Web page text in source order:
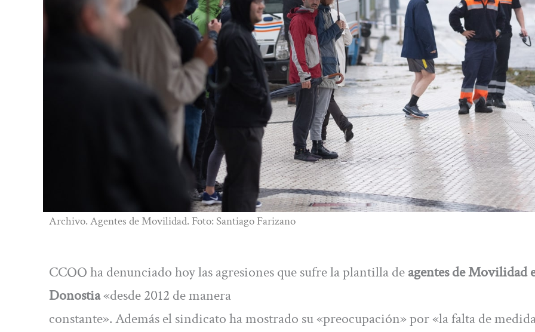
Archivo. Agentes de Movilidad. Foto: Santiago Farizano
CCOO ha denunciado hoy las agresiones que sufre la plantilla deagentes de Movilidad
Donostia«desde 2012 de manera
constante». Además el sindicato ha mostrado su «preocupación» por «la falta de